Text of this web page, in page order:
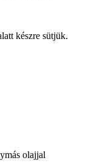
készre sütjük.
olajjal